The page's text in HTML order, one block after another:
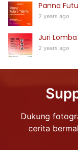
Panna
2 years ago
Juri
2 years ago
Dukung
cerita